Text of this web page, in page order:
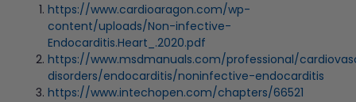
https://www.cardioaragon.com/wp-
content/uploads/Non-infective-
Endocarditis.Heart_.2020.pdf
https://www.msdmanuals.com/professional/
disorders/endocarditis/noninfective-endocarditis
https://www.intechopen.com/chapters/66521